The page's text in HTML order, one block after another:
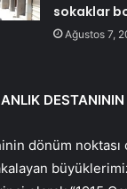
sokaklar
Ağustos 7,
dönüm noktası